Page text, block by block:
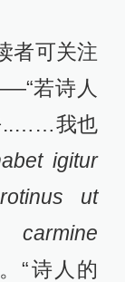
者可关注
若诗人
..……我也
igitur
ut
“诗人的